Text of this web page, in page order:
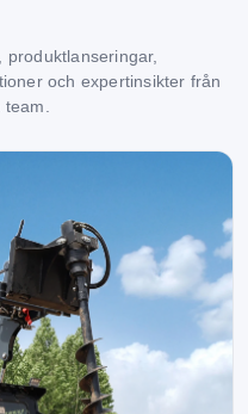
produktlanseringar,
och expertinsikter från
team.